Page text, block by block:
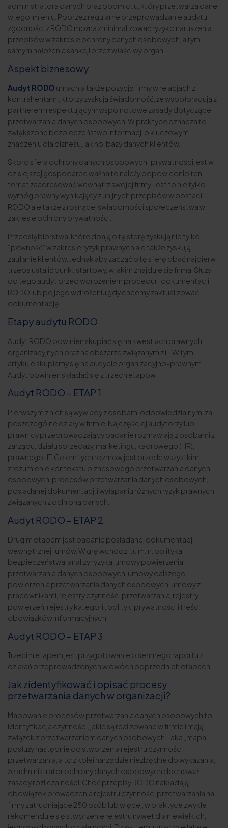
administratora danych oraz podmiotu, który przetwarza dane
w jego imieniu. Poprzez regularne przeprowadzanie audytu
zgodności z RODO można zminimalizować ryzyko naruszenia
przepisów w zakresie ochrony danych osobowych, a tym
samym nałożenia sankcji przez właściwy organ.
Aspekt biznesowy
Audyt RODO umacnia także pozycję firmy w relacjach z
kontrahentami, którzy zyskują świadomość, że współpracują z
partnerem respektującym wspólnotowe zasady dotyczące
przetwarzania danych osobowych. W praktyce oznacza to
zwiększone bezpieczeństwo informacji o kluczowym
znaczeniu dla biznesu, jak np. bazy danych klientów.
Skoro sfera ochrony danych osobowych i prywatności jest w
dzisiejszej gospodarce ważna to należy odpowiednio ten
temat zaadresować wewnątrz swojej firmy. Jest to nie tylko
wymóg prawny wynikający z unijnych przepisów w postaci
RODO ale także z rosnącej świadomości społeczeństwa w
zakresie ochrony prywatności.
Przedsiębiorstwa, które dbają o tę sferę zyskują nie tylko
“pewność” w zakresie ryzyk prawnych ale także zyskują
zaufanie klientów. Jednak aby zacząć o tę sferę dbać najpierw
trzeba ustalić punkt startowy, w jakim znajduje się firma. Służy
do tego audyt przed wdrożeniem procedur i dokumentacji
RODO lub po jego wdrożeniu gdy chcemy zaktualizować
dokumentację.
Etapy audytu RODO
Audyt RODO powinien skupiać się na kwestiach prawnych i
organizacyjnych oraz na obszarze związanym z IT. W tym
artykule skupiamy się na audycie organizacyjno-prawnym.
Audyt powinien składać się z trzech etapów.
Audyt RODO – ETAP 1
Pierwszym z nich są wywiady z osobami odpowiedzialnymi za
poszczególne działy w firmie. Najczęściej audytorzy lub
prawnicy przeprowadzający badanie rozmawiają z osobami z
zarządu, działu sprzedaży, marketingu, kadrowego (HR),
prawnego i IT. Celem tych rozmów jest przede wszystkim
zrozumienie kontekstu biznesowego przetwarzania danych
osobowych, procesów przetwarzania danych osobowych,
posiadanej dokumentacji i wyłapaniu różnych ryzyk prawnych
związanych z ochroną danych.
Audyt RODO – ETAP 2
Drugim etapem jest badanie posiadanej dokumentacji
wewnętrznej i umów. W grę wchodzi tu m.in. polityka
bezpieczeństwa, analizy ryzyka, umowy powierzenia
przetwarzania danych osobowych, umowy dalszego
powierzenia przetwarzania danych osobowych, umowy z
pracownikami, rejestry czynności przetwarzania, rejestry
powierzeń, rejestry kategorii, polityki prywatności i treści
obowiązków informacyjnych.
Audyt RODO – ETAP 3
Trzecim etapem jest przygotowanie pisemnego raportu z
działań przeprowadzonych w dwóch poprzednich etapach.
Jak zidentyfikować i opisać procesy
przetwarzania danych w organizacji?
Mapowanie procesów przetwarzania danych osobowych to
identyfikacja czynności, jakie są realizowane w firmie i mają
związek z przetwarzaniem danych osobowych. Taka „mapa”
posłuży następnie do stworzenia rejestru czynności
przetwarzania, a to z kolei narzędzie niezbędne do wykazania,
że administrator ochrony danych osobowych dochował
zasady rozliczalności. Choć przepisy RODO nakładają
obowiązek prowadzenia rejestru czynności przetwarzania na
firmy zatrudniające 250 osób lub więcej, w praktyce zwykle
rekomenduje się stworzenie rejestru nawet dla niewielkich,